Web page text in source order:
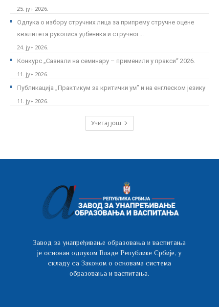
25. јун 2026.
Одлука о избору стручних лица за припрему стручне оцене
квалитета рукописа уџбеника и стручног...
24. јун 2026.
Kонкурс „Сазнали на семинару – применили у пракси“ 2026.
11. јун 2026.
Публикација „Практикум за критички ум” и на енглеском језику
11. јун 2026.
Учитај још
Завод за унапређивање образовања и васпитања
је основан одлуком Владе Републике Србије, у
складу са Законом о основама система
образовања и васпитања.